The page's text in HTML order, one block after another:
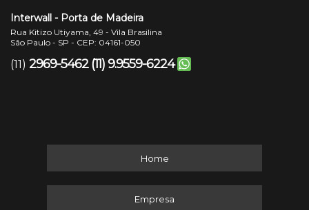
Interwall - Porta de Madeira
Rua Kitizo Utiyama, 49 - Vila Brasilina
São Paulo - SP - CEP: 04161-050
(11) 2969-5462 (11) 9.9559-6224
Home
Empresa